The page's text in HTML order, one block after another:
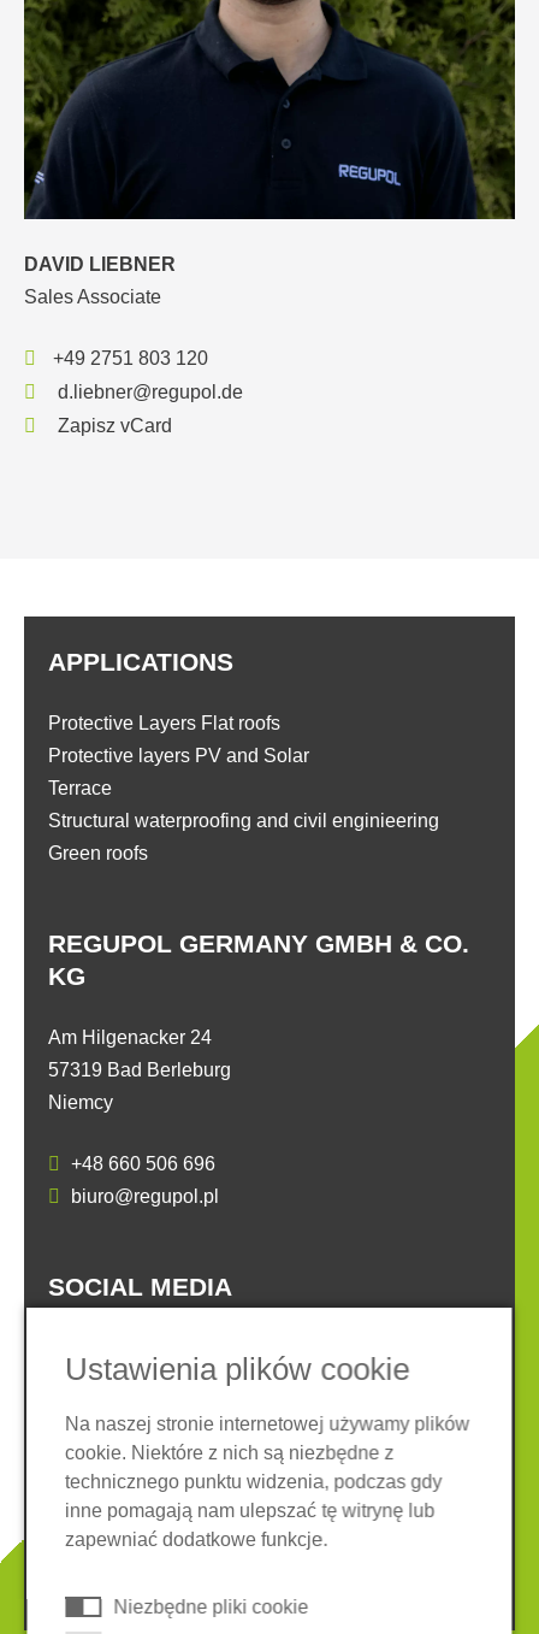
DAVID LIEBNER
Sales Associate
+49 2751 803 120
d.liebner@regupol.de
Zapisz vCard
REGUPOL GERMANY GMBH & CO.
KG
Am Hilgenacker 24
57319 Bad Berleburg
Niemcy
+48 660 506 696
biuro@regupol.pl
APPLICATIONS
Protective Layers Flat roofs
Protective layers PV and Solar
Terrace
Structural waterproofing and civil enginieering
Green roofs
SOCIAL MEDIA
Nota prawna
Ochrona danych
Ogólne warunki
System zgłaszania nieprawidłowości
Ciasteczka
Ustawienia plików cookie
Na naszej stronie internetowej używamy plików
cookie. Niektóre z nich są niezbędne z
technicznego punktu widzenia, podczas gdy
inne pomagają nam ulepszać tę witrynę lub
zapewniać dodatkowe funkcje.
Niezbędne pliki cookie